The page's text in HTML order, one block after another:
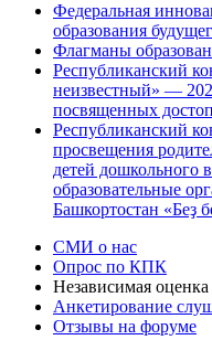
Федеральная
образования
Флагманы
Республиканский
неизвестный» —
посвященных
Республиканский
просвещения
детей дошкольного
образовательные
Башкортостан «Беҙ
СМИ о нас
Опрос по КПК
Независимая оценка
Анкетирование
Отзывы на форуме